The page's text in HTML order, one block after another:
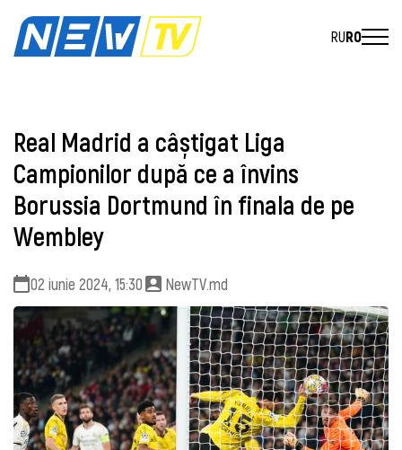
RURO
Real Madrid a câștigat Liga
Campionilor după ce a învins
Borussia Dortmund în finala de pe
Wembley
02 iunie 2024, 15:30 NewTV.md